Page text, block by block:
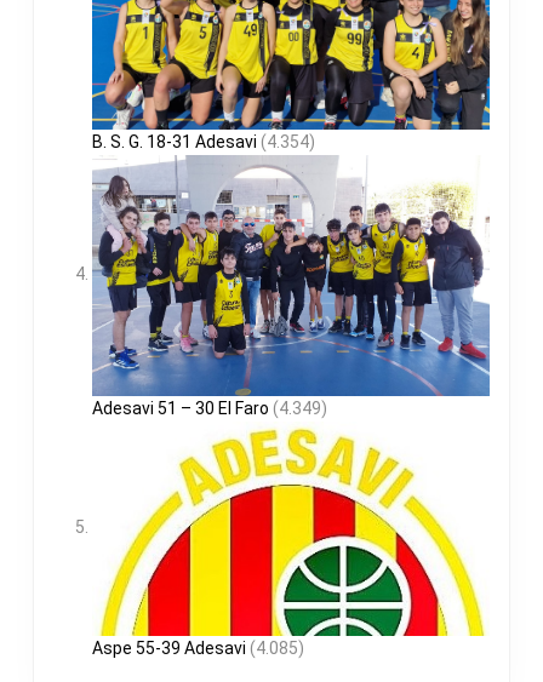
B. S. G. 18-31 Adesavi (4.354)
Adesavi 51 – 30 El Faro (4.349)
Aspe 55-39 Adesavi (4.085)